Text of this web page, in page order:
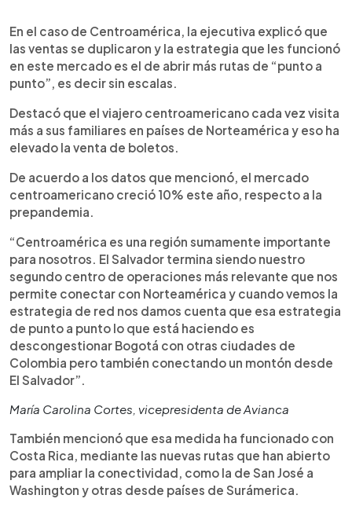
En el caso de Centroamérica, la ejecutiva explicó que
las ventas se duplicaron y la estrategia que les funcionó
en este mercado es el de abrir más rutas de “punto a
punto”, es decir sin escalas.
Destacó que el viajero centroamericano cada vez visita
más a sus familiares en países de Norteamérica y eso ha
elevado la venta de boletos.
De acuerdo a los datos que mencionó, el mercado
centroamericano creció 10% este año, respecto a la
prepandemia.
“Centroamérica es una región sumamente importante
para nosotros. El Salvador termina siendo nuestro
segundo centro de operaciones más relevante que nos
permite conectar con Norteamérica y cuando vemos la
estrategia de red nos damos cuenta que esa estrategia
de punto a punto lo que está haciendo es
descongestionar Bogotá con otras ciudades de
Colombia pero también conectando un montón desde
El Salvador”.
María Carolina Cortes, vicepresidenta de Avianca
También mencionó que esa medida ha funcionado con
Costa Rica, mediante las nuevas rutas que han abierto
para ampliar la conectividad, como la de San José a
Washington y otras desde países de Surámerica.